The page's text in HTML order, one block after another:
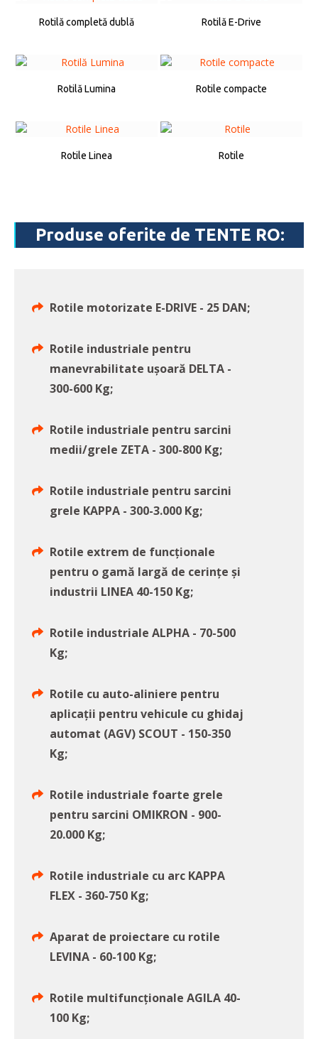
Rotilă completă dublă Rotilă E-Drive
Rotilă Lumina Rotile compacte
Rotile Linea Rotile
Produse oferite de TENTE RO:
Rotile motorizate E-DRIVE - 25 DAN;
Rotile industriale pentru
manevrabilitate ușoară DELTA -
300-600 Kg;
Rotile industriale pentru sarcini
medii/grele ZETA - 300-800 Kg;
Rotile industriale pentru sarcini
grele KAPPA - 300-3.000 Kg;
Rotile extrem de funcționale
pentru o gamă largă de cerințe și
industrii LINEA 40-150 Kg;
Rotile industriale ALPHA - 70-500
Kg;
Rotile cu auto-aliniere pentru
aplicații pentru vehicule cu ghidaj
automat (AGV) SCOUT - 150-350
Kg;
Rotile industriale foarte grele
pentru sarcini OMIKRON - 900-
20.000 Kg;
Rotile industriale cu arc KAPPA
FLEX - 360-750 Kg;
Aparat de proiectare cu rotile
LEVINA - 60-100 Kg;
Rotile multifuncționale AGILA 40-
100 Kg;